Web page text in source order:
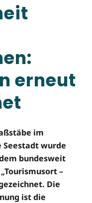
erneut
im
Seestadt wurde
bundesweit
–
Die
ist die